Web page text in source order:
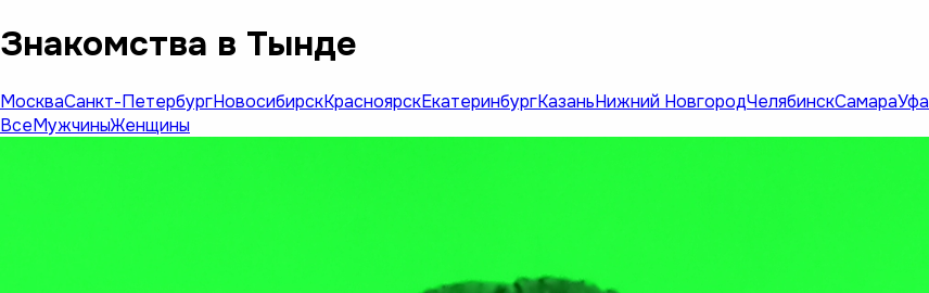
Знакомства в Тынде
МоскваСанкт-ПетербургНовосибирскКрасноярскЕкатеринбургКазаньНижний НовгородЧелябинскСамараУфа
ВсеМужчиныЖенщины